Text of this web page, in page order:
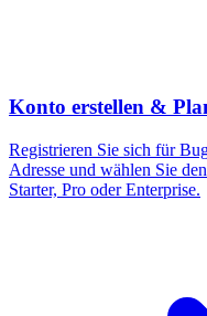
Konto erstellen &
Registrieren Sie sich für
Adresse und wählen Sie
Starter, Pro oder Enterprise.